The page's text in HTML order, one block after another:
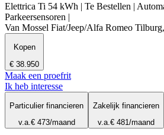
Elettrica Ti 54 kWh | Te Bestellen |
Parkeersensoren |
Van Mossel Fiat/Jeep/Alfa Romeo
Kopen
€ 38.950
Maak een proefrit
Ik heb interesse
Particulier financieren
v.a.€ 473/maand
Zakelijk financieren
v.a.€ 481/maand